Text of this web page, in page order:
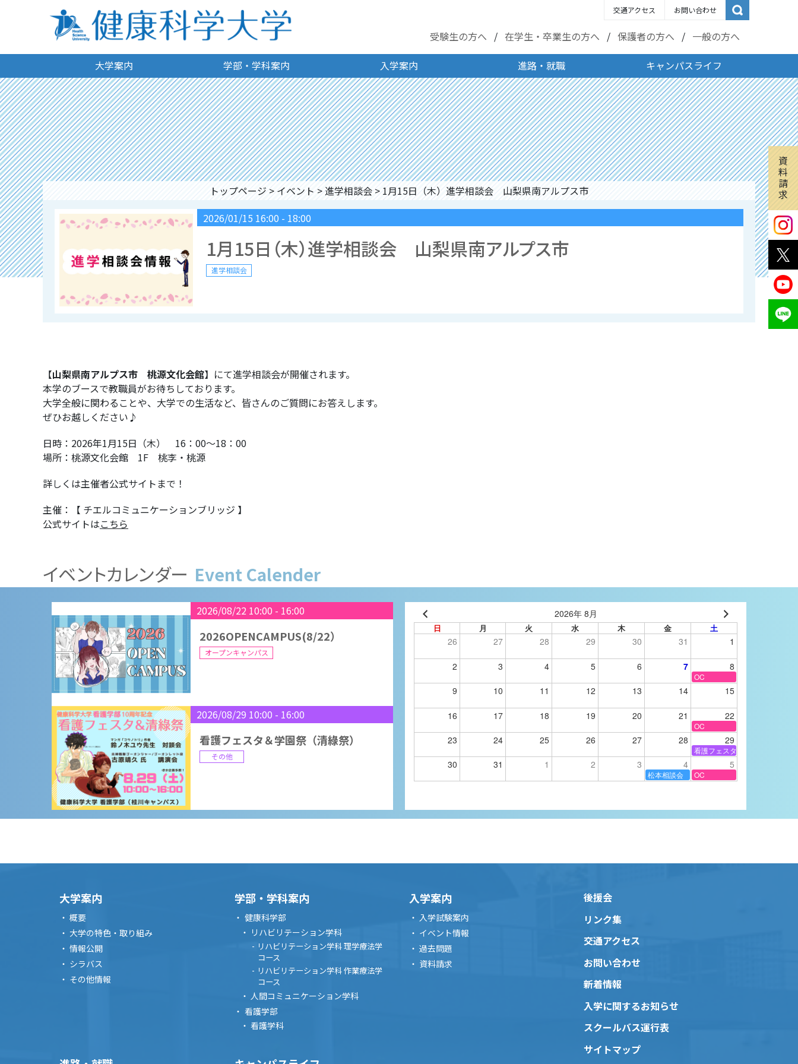
資
料
請
求
交通アクセス お問い合わせ
受験生の方へ 在学生・卒業生の方へ 保護者の方へ 一般の方へ
大学案内 学部・学科案内 入学案内 進路・就職 キャンパスライフ
トップページ>イベント >進学相談会>1月15日（木）進学相談会 山梨県南アルプス市
2026/01/15 16:00 - 18:00
1月15日（木）進学相談会 山梨県南アルプス市
進学相談会
【山梨県南アルプス市 桃源文化会館】にて進学相談会が開催されます。
本学のブースで教職員がお待ちしております。
大学全般に関わることや、大学での生活など、皆さんのご質問にお答えします。
ぜひお越しください♪
日時：2026年1月15日（木） 16：00～18：00
場所：桃源文化会館 1F 桃李・桃源
詳しくは主催者公式サイトまで！
主催：【 チエルコミュニケーションブリッジ 】
公式サイトはこちら
イベントカレンダー Event Calender
9月16日（水）進学相談会 山梨県富
士吉田市
進学相談会
2026/08/08 10:00 16:00
2026OPENCAMPUS（8/8）
オープンキャンパス
2026/08/22 10:00
2026/08/29 10:00-16:00
看護フェスタ＆学園祭（清綠祭）
その他
2026/09/04 15:00-18:00
9月4日（金）進学相談会 長野県松本
市
2026/09/14 16:00 -18:00
9月14日（月）進学相談会 静岡県沼
2026年 8月
日 月 火 水 木 金 土
26 27 28 29 30 31 1
2 3 4 5 6 7 8
OC
9 10 11 12 13 14 15
16 17 18 19 20 21 22
OC
23 24 25 26 27 28 29
看護フェスタ
30 31 1 2 3 4 5
松本相談会 OC
大学案内
概要
大学の特色・取り組み
情報公開
シラバス
その他情報
学部・学科案内
健康科学部
リハビリテーション学科
リハビリテーション学科 理学療法学
コース
リハビリテーション学科 作業療法学
コース
人間コミュニケーション学科
看護学部
看護学科
入学案内
入学試験案内
イベント情報
過去問題
資料請求
後援会
リンク集
交通アクセス
お問い合わせ
新着情報
入学に関するお知らせ
スクールバス運行表
サイトマップ